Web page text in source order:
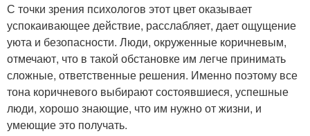
С точки зрения психологов этот цвет оказывает
успокаивающее действие, расслабляет, дает ощущение
уюта и безопасности. Люди, окруженные коричневым,
отмечают, что в такой обстановке им легче принимать
сложные, ответственные решения. Именно поэтому все
тона коричневого выбирают состоявшиеся, успешные
люди, хорошо знающие, что им нужно от жизни, и
умеющие это получать.